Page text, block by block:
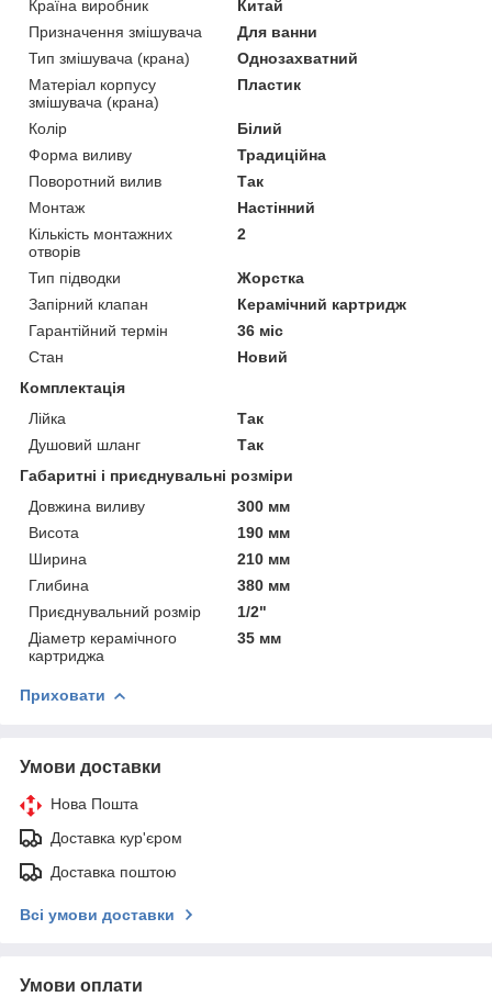
Країна виробник
Китай
Призначення змішувача
Для ванни
Тип змішувача (крана)
Однозахватний
Матеріал корпусу
змішувача (крана)
Пластик
Колір
Білий
Форма виливу
Традиційна
Поворотний вилив
Так
Монтаж
Настінний
Кількість монтажних
отворів
2
Тип підводки
Жорстка
Запірний клапан
Керамічний картридж
Гарантійний термін
36 міс
Стан
Новий
Комплектація
Лійка
Так
Душовий шланг
Так
Габаритні і приєднувальні розміри
Довжина виливу
300 мм
Висота
190 мм
Ширина
210 мм
Глибина
380 мм
Приєднувальний розмір
1/2"
Діаметр керамічного
картриджа
35 мм
Приховати
Умови доставки
Нова Пошта
Доставка кур'єром
Доставка поштою
Всі умови доставки
Умови оплати